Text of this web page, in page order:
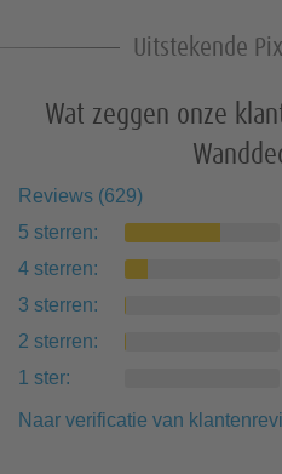
Uitstekende
Wat zeggen onze
Reviews (629)
5 sterren:
4 sterren:
3 sterren:
2 sterren:
1 ster:
Naar verificatie van